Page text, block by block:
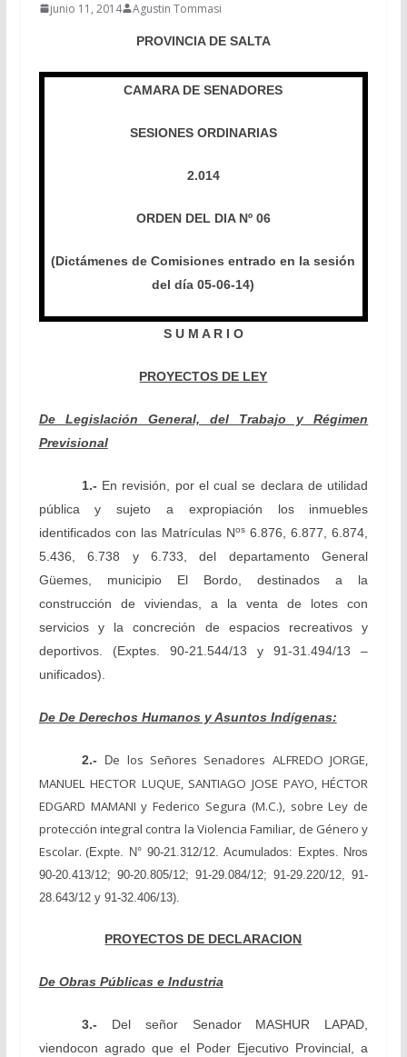
junio 11, 2014 Agustin Tommasi
PROVINCIA DE SALTA
CAMARA DE SENADORES
SESIONES ORDINARIAS
2.014
ORDEN DEL DIA Nº 06
(Dictámenes de Comisiones entrado en la sesión
del día 05-06-14)
S U M A R I O
PROYECTOS DE LEY
De Legislación General, del Trabajo y Régimen
Previsional
1.- En revisión, por el cual se declarade utilidad
pública y sujeto a expropiación los inmuebles
identificados con las Matrículas Nos 6.876, 6.877, 6.874,
5.436, 6.738 y 6.733, del departamento General
Güemes, municipio El Bordo, destinados a la
construcción de viviendas, a la venta de lotes con
servicios y la concreción de espacios recreativos y
deportivos. (Exptes. 90-21.544/13 y 91-31.494/13 –
unificados).
De De Derechos Humanos y Asuntos Indígenas:
2.- De los Señores Senadores ALFREDO JORGE,
MANUEL HECTOR LUQUE, SANTIAGO JOSE PAYO, HÉCTOR
EDGARD MAMANI y Federico Segura (M.C.), sobre Ley de
protección integral contra la Violencia Familiar, de Género y
Escolar. (Expte. N° 90-21.312/12. Acumulados: Exptes. Nros
90-20.413/12; 90-20.805/12; 91-29.084/12; 91-29.220/12, 91-
28.643/12 y 91-32.406/13).
PROYECTOS DE DECLARACION
De Obras Públicas e Industria
3.- Del señor Senador MASHUR LAPAD,
viendocon agrado que el Poder Ejecutivo Provincial, a